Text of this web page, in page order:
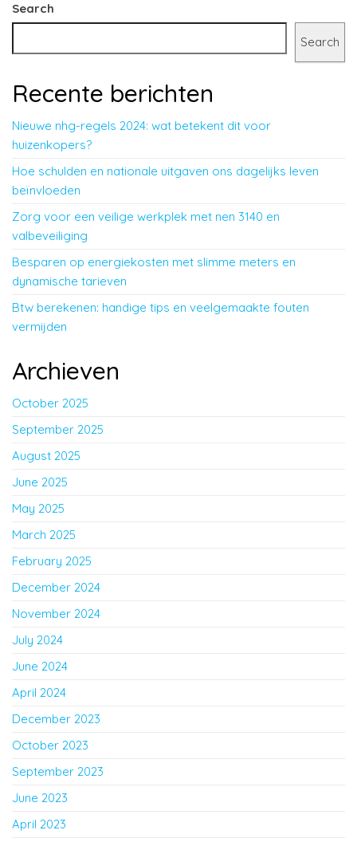
Search
Search
Recente berichten
Nieuwe nhg-regels 2024: wat betekent dit voor
huizenkopers?
Hoe schulden en nationale uitgaven ons dagelijks leven
beïnvloeden
Zorg voor een veilige werkplek met nen 3140 en
valbeveiliging
Besparen op energiekosten met slimme meters en
dynamische tarieven
Btw berekenen: handige tips en veelgemaakte fouten
vermijden
Archieven
October 2025
September 2025
August 2025
June 2025
May 2025
March 2025
February 2025
December 2024
November 2024
July 2024
June 2024
April 2024
December 2023
October 2023
September 2023
June 2023
April 2023